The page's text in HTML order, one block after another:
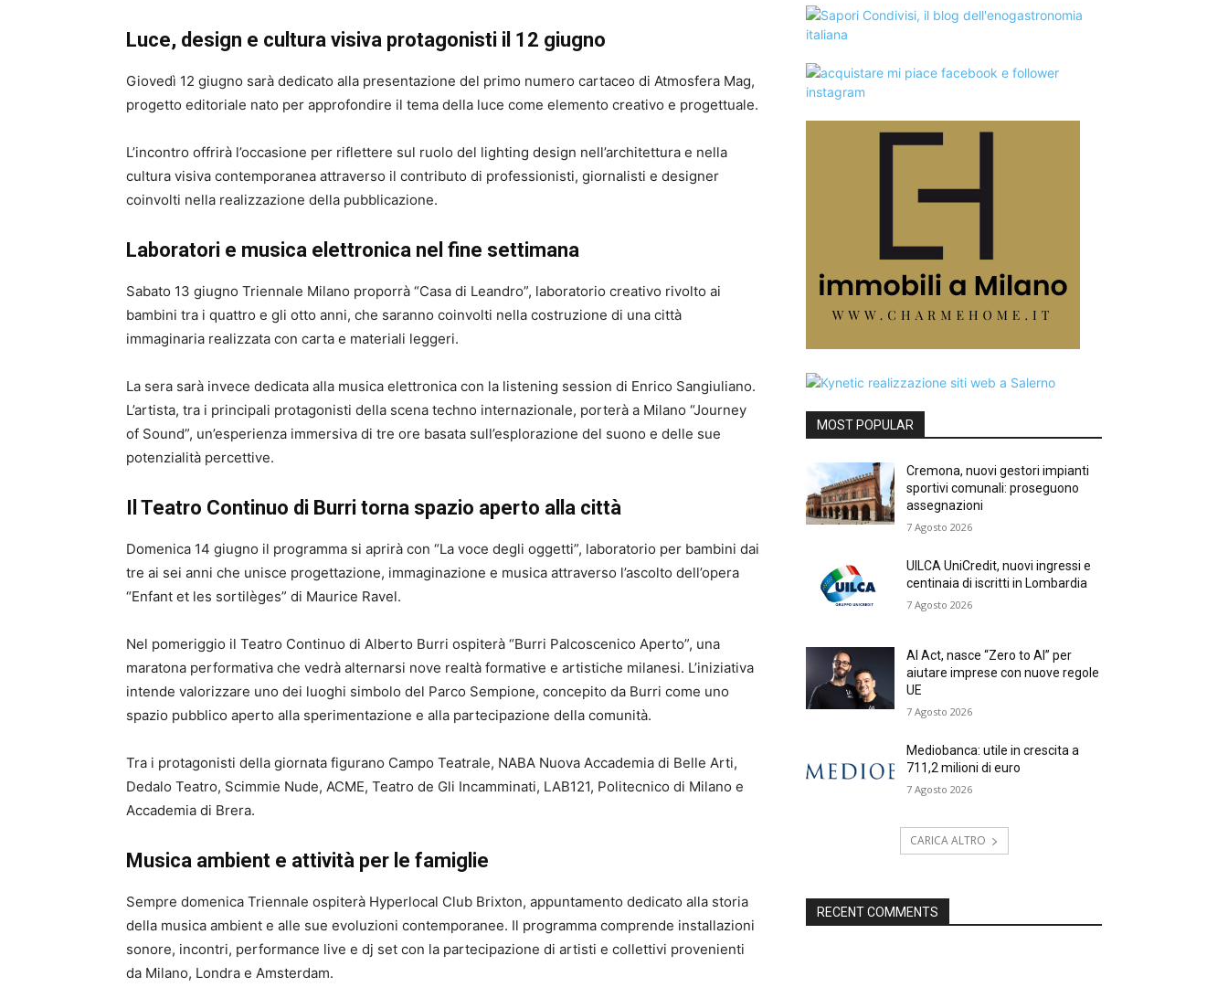
Luce, design e cultura visiva protagonisti il 12 giugno
Giovedì 12 giugno sarà dedicato alla presentazione del primo numero cartaceo di Atmosfera Mag,
progetto editoriale nato per approfondire il tema della luce come elemento creativo e progettuale.
L’incontro offrirà l’occasione per riflettere sul ruolo del lighting design nell’architettura e nella
cultura visiva contemporanea attraverso il contributo di professionisti, giornalisti e designer
coinvolti nella realizzazione della pubblicazione.
Laboratori e musica elettronica nel fine settimana
Sabato 13 giugno Triennale Milano proporrà “Casa di Leandro”, laboratorio creativo rivolto ai
bambini tra i quattro e gli otto anni, che saranno coinvolti nella costruzione di una città
immaginaria realizzata con carta e materiali leggeri.
La sera sarà invece dedicata alla musica elettronica con la listening session di Enrico Sangiuliano.
L’artista, tra i principali protagonisti della scena techno internazionale, porterà a Milano “Journey
of Sound”, un’esperienza immersiva di tre ore basata sull’esplorazione del suono e delle sue
potenzialità percettive.
Il Teatro Continuo di Burri torna spazio aperto alla città
Domenica 14 giugno il programma si aprirà con “La voce degli oggetti”, laboratorio per bambini dai
tre ai sei anni che unisce progettazione, immaginazione e musica attraverso l’ascolto dell’opera
“Enfant et les sortilèges” di Maurice Ravel.
Nel pomeriggio il Teatro Continuo di Alberto Burri ospiterà “Burri Palcoscenico Aperto”, una
maratona performativa che vedrà alternarsi nove realtà formative e artistiche milanesi. L’iniziativa
intende valorizzare uno dei luoghi simbolo del Parco Sempione, concepito da Burri come uno
spazio pubblico aperto alla sperimentazione e alla partecipazione della comunità.
Tra i protagonisti della giornata figurano Campo Teatrale, NABA Nuova Accademia di Belle Arti,
Dedalo Teatro, Scimmie Nude, ACME, Teatro de Gli Incamminati, LAB121, Politecnico di Milano e
Accademia di Brera.
Musica ambient e attività per le famiglie
Sempre domenica Triennale ospiterà Hyperlocal Club Brixton, appuntamento dedicato alla storia
della musica ambient e alle sue evoluzioni contemporanee. Il programma comprende installazioni
sonore, incontri, performance live e dj set con la partecipazione di artisti e collettivi provenienti
da Milano, Londra e Amsterdam.
MOST POPULAR
Cremona, nuovi gestori impianti
sportivi comunali: proseguono
assegnazioni
7 Agosto 2026
UILCA UniCredit, nuovi ingressi e
centinaia di iscritti in Lombardia
7 Agosto 2026
AI Act, nasce “Zero to AI” per
aiutare imprese con nuove regole
UE
7 Agosto 2026
Mediobanca: utile in crescita a
711,2 milioni di euro
7 Agosto 2026
CARICA ALTRO
RECENT COMMENTS